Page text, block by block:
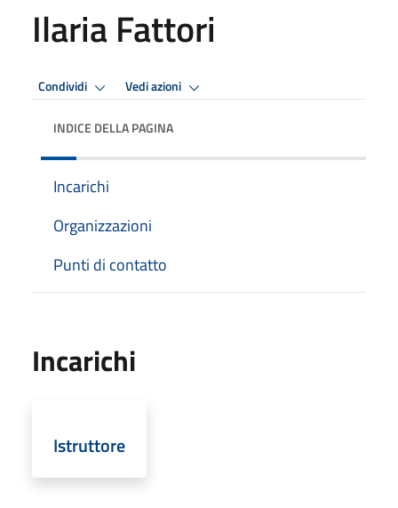
Ilaria Fattori
Condividi Vedi azioni
INDICE DELLA PAGINA
Incarichi
Organizzazioni
Punti di contatto
Incarichi
Istruttore